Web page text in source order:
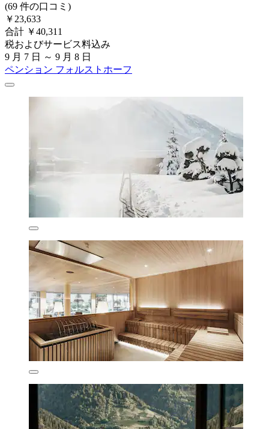
(69 件の口コミ)
￥23,633
合計 ￥40,311
税およびサービス料込み
9 月 7 日 ～ 9 月 8 日
ペンション フォルストホーフ